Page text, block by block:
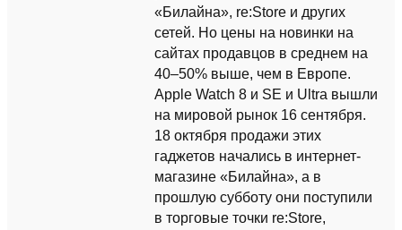
«Билайна», re:Store и других
сетей. Но цены на новинки на
сайтах продавцов в среднем на
40–50% выше, чем в Европе.
Apple Watch 8 и SE и Ultra вышли
на мировой рынок 16 сентября.
18 октября продажи этих
гаджетов начались в интернет-
магазине «Билайна», а в
прошлую субботу они поступили
в торговые точки re:Store,